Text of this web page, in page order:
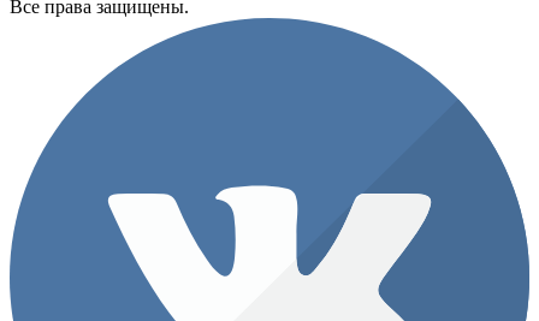
Все права защищены.